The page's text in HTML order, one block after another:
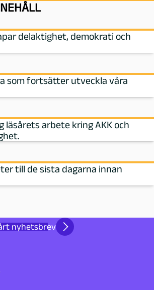
delaktighet, demokrati och
som fortsätter utveckla våra
läsårets arbete kring AKK och
till de sista dagarna innan
nyhetsbrev